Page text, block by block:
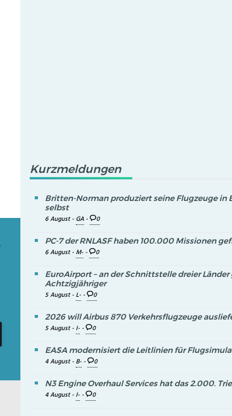
Kurzmeldungen
Britten-Norman produziert seine Flugzeuge in
selbst
6 August - GA - 0
PC-7 der RNLASF haben 100.000 Missionen
6 August -M- - 0
EuroAirport – an der Schnittstelle dreier
Achtzigjähriger
5 August - L- - 0
2026 will Airbus 870 Verkehrsflugzeuge
5 August - I- - 0
EASA modernisiert die Leitlinien für
4 August - B- - 0
N3 Engine Overhaul Services hat das 2.000.
4 August - I- - 0